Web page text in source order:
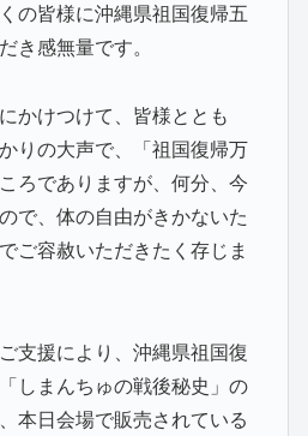
の皆様に沖縄県祖国復帰五
き感無量です。
かけつけて、皆様ととも
りの大声で、「祖国復帰万
ろでありますが、何分、今
で、体の自由がきかないた
ご容赦いただきたく存じま
支援により、沖縄県祖国復
しまんちゅの戦後秘史」の
本日会場で販売されている